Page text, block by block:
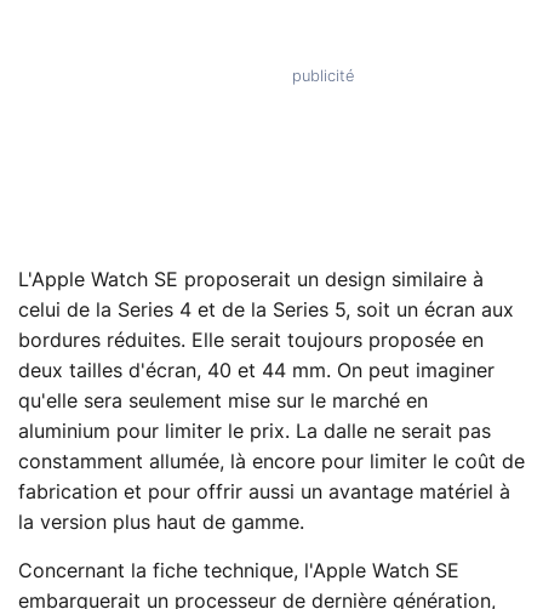
L'Apple Watch SE proposerait un design similaire à
celui de la Series 4 et de la Series 5, soit un écran aux
bordures réduites. Elle serait toujours proposée en
deux tailles d'écran, 40 et 44 mm. On peut imaginer
qu'elle sera seulement mise sur le marché en
aluminium pour limiter le prix. La dalle ne serait pas
constamment allumée, là encore pour limiter le coût de
fabrication et pour offrir aussi un avantage matériel à
la version plus haut de gamme.
Concernant la fiche technique, l'Apple Watch SE
embarquerait un processeur de dernière génération,